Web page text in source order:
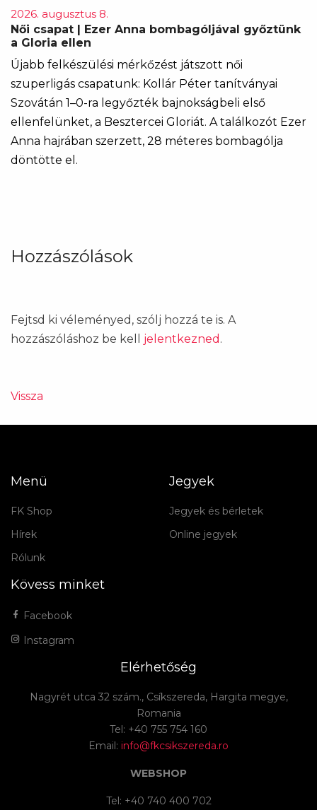
2026. augusztus 8.
Női csapat | Ezer Anna bombagóljával győztünk
a Gloria ellen
Újabb felkészülési mérkőzést játszott női
szuperligás csapatunk: Kollár Péter tanítványai
Szovátán 1–0-ra legyőzték bajnokságbeli első
ellenfelünket, a Besztercei Gloriát. A találkozót Ezer
Anna hajrában szerzett, 28 méteres bombagólja
döntötte el.
Hozzászólások
Fejtsd ki véleményed, szólj hozzá te is. A
hozzászóláshoz be kell jelentkezned .
Vissza
Menü
FK Shop
Hírek
Rólunk
Jegyek
Jegyek és bérletek
Online jegyek
Kövess minket
Facebook
Instagram
Elérhetőség
Nagyrét utca 32 szám., Csíkszereda, Hargita megye,
Romania
Tel: +40 755 754 160
Email: info@fkcsikszereda.ro
WEBSHOP
Tel: +40 740 400 702